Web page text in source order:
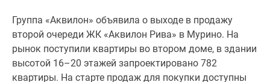
Новостройки
премиум-
класса
Новостройки
Группа «Аквилон» объявила о выходе в продажу
второй очереди ЖК «Аквилон Рива» в Мурино. На
рынок поступили квартиры во втором доме, в здании
высотой 16–20 этажей запроектировано 782
квартиры. На старте продаж для покупки доступны